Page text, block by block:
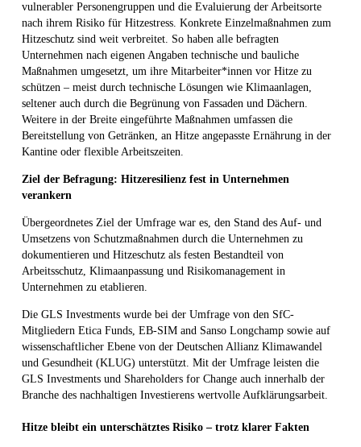
vulnerabler Personengruppen und die Evaluierung der Arbeitsorte
nach ihrem Risiko für Hitzestress. Konkrete Einzelmaßnahmen zum
Hitzeschutz sind weit verbreitet. So haben alle befragten
Unternehmen nach eigenen Angaben technische und bauliche
Maßnahmen umgesetzt, um ihre Mitarbeiter*innen vor Hitze zu
schützen – meist durch technische Lösungen wie Klimaanlagen,
seltener auch durch die Begrünung von Fassaden und Dächern.
Weitere in der Breite eingeführte Maßnahmen umfassen die
Bereitstellung von Getränken, an Hitze angepasste Ernährung in der
Kantine oder flexible Arbeitszeiten.
Ziel der Befragung: Hitzeresilienz fest in Unternehmen
verankern
Übergeordnetes Ziel der Umfrage war es, den Stand des Auf- und
Umsetzens von Schutzmaßnahmen durch die Unternehmen zu
dokumentieren und Hitzeschutz als festen Bestandteil von
Arbeitsschutz, Klimaanpassung und Risikomanagement in
Unternehmen zu etablieren.
Die GLS Investments wurde bei der Umfrage von den SfC-
Mitgliedern Etica Funds, EB-SIM and Sanso Longchamp sowie auf
wissenschaftlicher Ebene von der Deutschen Allianz Klimawandel
und Gesundheit (KLUG) unterstützt. Mit der Umfrage leisten die
GLS Investments und Shareholders for Change auch innerhalb der
Branche des nachhaltigen Investierens wertvolle Aufklärungsarbeit.
Hitze bleibt ein unterschätztes Risiko – trotz klarer Fakten